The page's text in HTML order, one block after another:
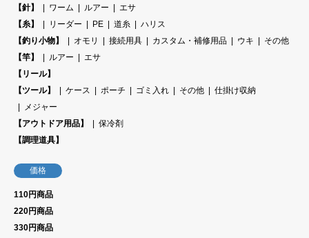
【針】
ワーム ルアー
エサ
【糸】
リーダー PE 道糸
ハリス
【釣り小物】
オモリ 接続用具 カスタム・補修用品 ウキ
その他
【竿】
ルアー
エサ
【リール】
【ツール】
ケース ポーチ ゴミ入れ その他
仕掛け収納
メジャー
【アウトドア用品】
保冷剤
【調理道具】
価格
110円商品
220円商品
330円商品